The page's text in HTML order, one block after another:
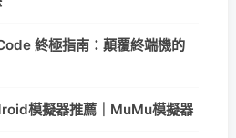
終極指南：顛覆終端機的
模擬器推薦｜MuMu模擬器